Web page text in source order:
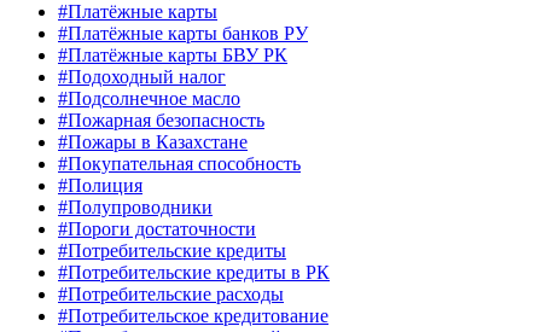
#Платёжные карты
#Платёжные карты банков РУ
#Платёжные карты БВУ РК
#Подоходный налог
#Подсолнечное масло
#Пожарная безопасность
#Пожары в Казахстане
#Покупательная способность
#Полиция
#Полупроводники
#Пороги достаточности
#Потребительские кредиты
#Потребительские кредиты в РК
#Потребительские расходы
#Потребительское кредитование